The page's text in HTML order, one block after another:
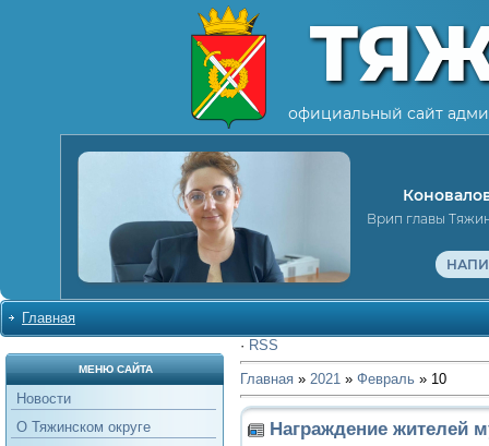
официальный сайт
Врип главы
Главная
МЕНЮ САЙТА
Новости
О Тяжинском округе
· RSS
Главная » 2021 » Февраль » 10
Награждение жителей